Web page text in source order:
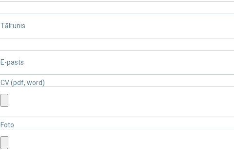
Tālrunis
E-pasts
CV (pdf, word)
Foto